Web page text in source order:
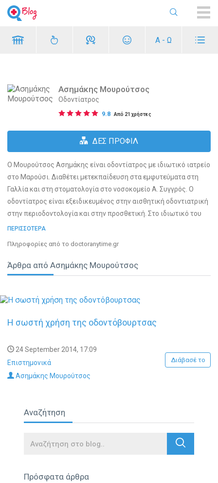
Α - Ω
Ασημάκης Μουρούτσος
Οδοντίατρος
9.8 Από 21 χρήστες
ΔΕΣ ΠΡΟΦΙΛ
Ο Μουρούτσος Ασημάκης είναι οδοντίατρος με ιδιωτικό ιατρείο
στο Μαρούσι. Διαθέτει μετεκπαίδευση στα εμφυτεύματα στη
Γαλλία και στη στοματολογία στο νοσοκομείο Α. Συγγρός. Ο
οδοντίατρος είναι εξειδικευμένος στην αισθητική οδοντιατρική
στην περιοδοντολογία και στην προσθετική. Στο ιδιωτικό του
ιατρείο αντιμετωπίζει παθήσεις πάνω σε όλο το φάσμα της
εξατομικευμένες ανάγκες των πελατών του.
ΠΕΡΙΣΣΟΤΕΡΑ
Πληροφορίες από το doctoranytime.gr
Άρθρα από Ασημάκης Μουρούτσος
Η σωστή χρήση της οδοντόβουρτσας
24 September 2014, 17:09
Επιστημονικά
Ασημάκης Μουρούτσος
Διάβασέ το
Αναζήτηση
Search
Πρόσφατα άρθρα